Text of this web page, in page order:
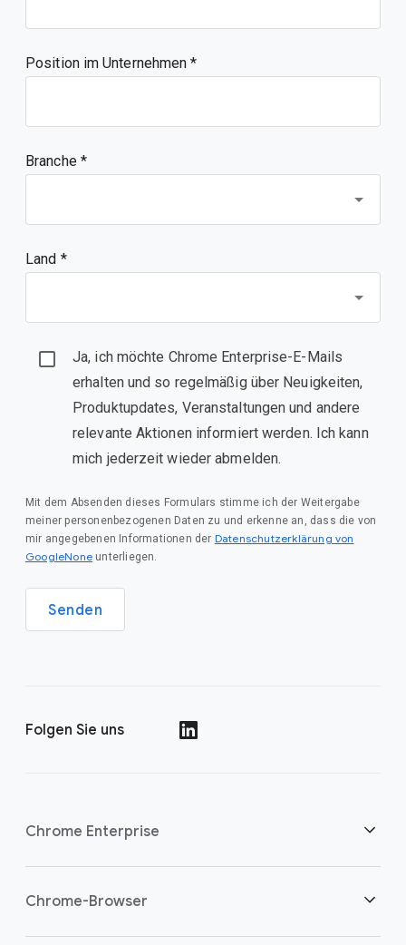
Position im Unternehmen
Branche *
Land *
Ja, ich möchte Chrome Enterprise-E-Mails
erhalten und so regelmäßig über Neuigkeiten,
Produktupdates, Veranstaltungen und andere
relevante Aktionen informiert werden. Ich kann
mich jederzeit wieder abmelden.
Mit dem Absenden dieses Formulars stimme ich der Weitergabe
meiner personenbezogenen Daten zu und erkenne an, dass die von
mir angegebenen Informationen der Datenschutzerklärung von
GoogleNone unterliegen.
Senden
Folgen Sie uns
Chrome Enterprise
Sicherheit
Chrome-Browser